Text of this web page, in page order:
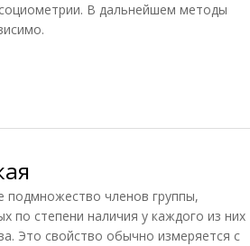
В дальнейшем методы
членов группы,
по степени наличия у каждого из них
Это свойство обычно измеряется с